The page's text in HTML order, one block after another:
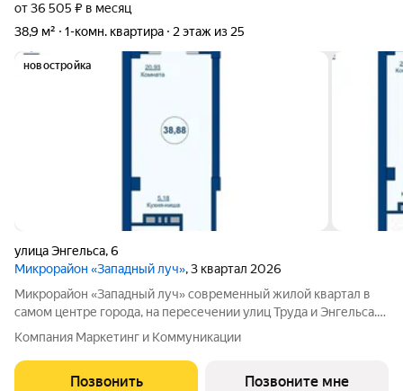
от 36 505 ₽ в месяц
38,9 м²
1-комн. квартира 2 этаж из 25
новостройка
улица Энгельса,6
Микрорайон «Западный луч», 3 квартал 2026
Микрорайон «Западный луч» современный жилой квартал в
самом центре города, на пересечении улиц Труда и Энгельса.
Монолитно-каркасные высотные дома формируют
узнаваемый архитектурный облик и стали настоящим
украшением центральной части Челябинска.
Компания Маркетинг и Коммуникации
Позвонить Позвоните мне